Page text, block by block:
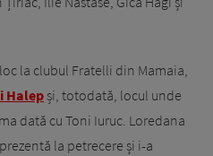
la clubul Fratelli din Mamaia,
Halepși, totodată, locul unde
dată cu Toni Iuruc. Loredana
la petrecere și i-a